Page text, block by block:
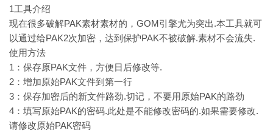
1工具介绍
现在很多破解PAK素材素材的，GOM引擎尤为突出.本工具就可
以通过给PAK2次加密，达到保护PAK不被破解.素材不会流失.
使用方法
1：保存原PAK文件，方便日后修改等.
2：增加原始PAK文件到第一行
3：保存加密后的新文件路劲.切记，不要用原始PAK的路劲
4：填写原始PAK的密码.此处是不能修改密码的.如果需要修改.
请修改原始PAK密码